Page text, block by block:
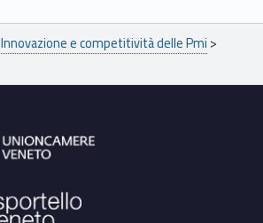
Innovazione e competitività delle Pmi >